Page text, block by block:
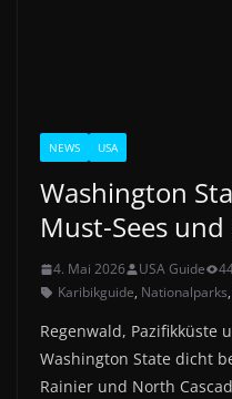
NEWS USA
Washington
Must-Sees
4. Mai 2026 USA Guide
Karibikguide, Nationalparks,
Regenwald, Pazifikküste
Washington State dicht
Rainier und North